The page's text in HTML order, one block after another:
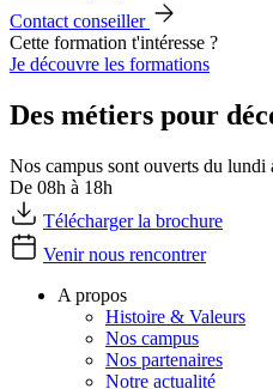
Contact conseiller
Cette formation t'intéresse ?
Je découvre les formations
Des métiers pour
Nos campus sont ouverts du lundi
De 08h à 18h
Télécharger la brochure
Venir nous rencontrer
A propos
Histoire & Valeurs
Nos campus
Nos partenaires
Notre actualité